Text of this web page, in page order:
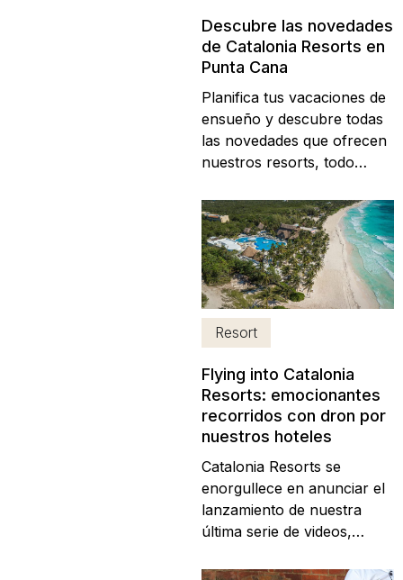
Descubre las novedades
de Catalonia Resorts en
Punta Cana
Planifica tus vacaciones de
ensueño y descubre todas
las novedades que ofrecen
nuestros resorts, todo
Dominicana. Ya sea que
estés buscando una
escapada familiar o
romántica en el Caribe,
nuestros recientes cambios
te permitirán disfrutar de
cada espacio de nuestros
Resort
Flying into Catalonia
Resorts: emocionantes
recorridos con dron por
nuestros hoteles
Catalonia Resorts se
enorgullece en anunciar el
lanzamiento de nuestra
última serie de videos,
Resorts”. Filmados con